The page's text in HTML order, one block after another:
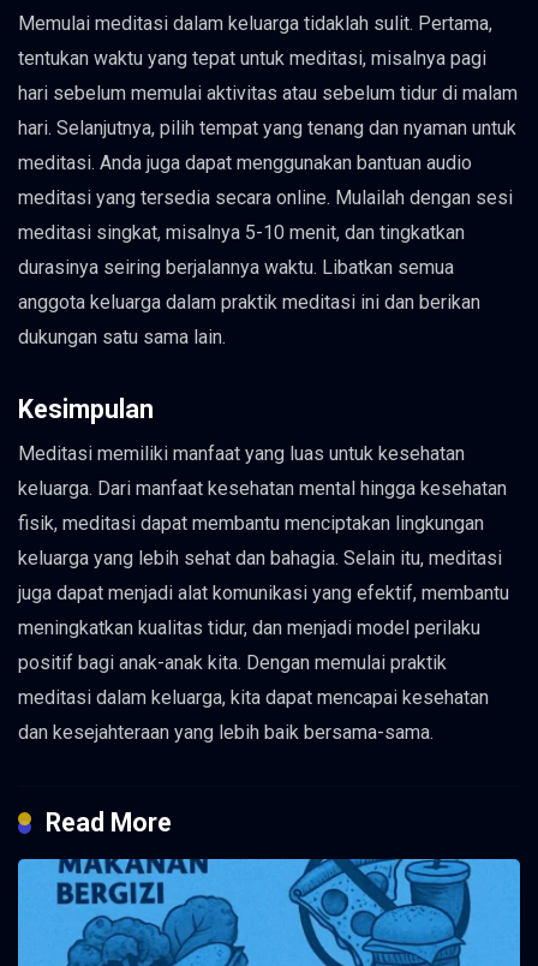
Memulai meditasi dalam keluarga tidaklah sulit. Pertama,
tentukan waktu yang tepat untuk meditasi, misalnya pagi
hari sebelum memulai aktivitas atau sebelum tidur di malam
hari. Selanjutnya, pilih tempat yang tenang dan nyaman untuk
meditasi. Anda juga dapat menggunakan bantuan audio
meditasi yang tersedia secara online. Mulailah dengan sesi
meditasi singkat, misalnya 5-10 menit, dan tingkatkan
durasinya seiring berjalannya waktu. Libatkan semua
anggota keluarga dalam praktik meditasi ini dan berikan
dukungan satu sama lain.
Kesimpulan
Meditasi memiliki manfaat yang luas untuk kesehatan
keluarga. Dari manfaat kesehatan mental hingga kesehatan
fisik, meditasi dapat membantu menciptakan lingkungan
keluarga yang lebih sehat dan bahagia. Selain itu, meditasi
juga dapat menjadi alat komunikasi yang efektif, membantu
meningkatkan kualitas tidur, dan menjadi model perilaku
positif bagi anak-anak kita. Dengan memulai praktik
meditasi dalam keluarga, kita dapat mencapai kesehatan
dan kesejahteraan yang lebih baik bersama-sama.
Read More